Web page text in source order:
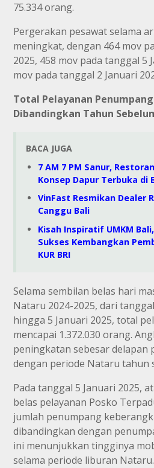
75.334 orang.
Pergerakan pesawat selama
meningkat, dengan 464 mov
2025, 458 mov pada tanggal 5
mov pada tanggal 2 Januari
Total Pelayanan
Dibandingkan Tahun
BACA JUGA
7 AM 7 PM Sanur,
Konsep Dapur Terbuka di
VinFast Resmikan Dealer
Canggu Bali
Kisah Inspiratif UMKM
Sukses Kembangkan
KUR BRI
Selama sembilan belas hari
Nataru 2024-2025, dari
hingga 5 Januari 2025, total
mencapai 1.372.030 orang.
peningkatan sebesar delapan
dengan periode Nataru tahun
Pada tanggal 5 Januari 2025,
belas pelayanan Posko
jumlah penumpang
dibandingkan dengan
ini menunjukkan tingginya
selama periode liburan Nataru.